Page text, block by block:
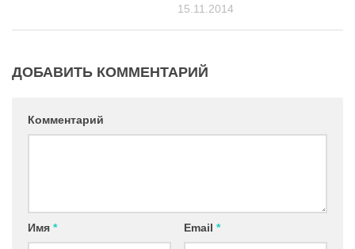
15.11.2014
ДОБАВИТЬ КОММЕНТАРИЙ
Комментарий
Имя * Email *